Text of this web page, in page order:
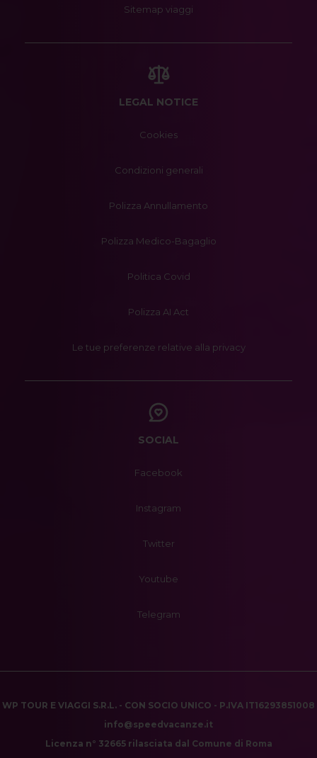
Sitemap viaggi
LEGAL NOTICE
Cookies
Condizioni generali
Polizza Annullamento
Polizza Medico-Bagaglio
Politica Covid
Polizza AI Act
Le tue preferenze relative alla privacy
SOCIAL
Facebook
Instagram
Twitter
Youtube
Telegram
WP TOUR E VIAGGI S.R.L. - CON SOCIO UNICO - P.IVA IT16293851008
info@speedvacanze.it
Licenza n° 32665 rilasciata dal Comune di Roma